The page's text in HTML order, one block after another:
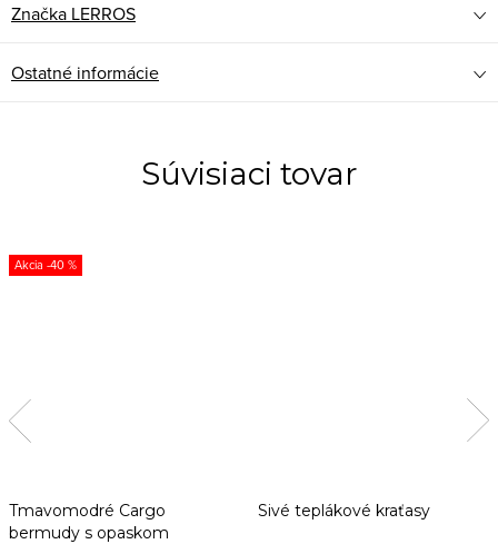
Značka LERROS
Ostatné informácie
Súvisiaci tovar
-40 %
Tmavomodré Cargo
bermudy s opaskom
Sivé teplákové kraťasy